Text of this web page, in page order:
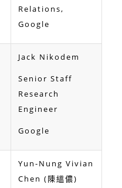
Relations,
Google
Jack Nikodem
Senior Staff
Research
Engineer
Google
Yun-Nung Vivian
Chen (陳縕儂)